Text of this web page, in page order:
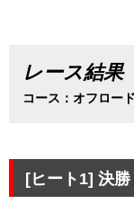
レース結果
コース：オフロー
[ヒート1] 決勝